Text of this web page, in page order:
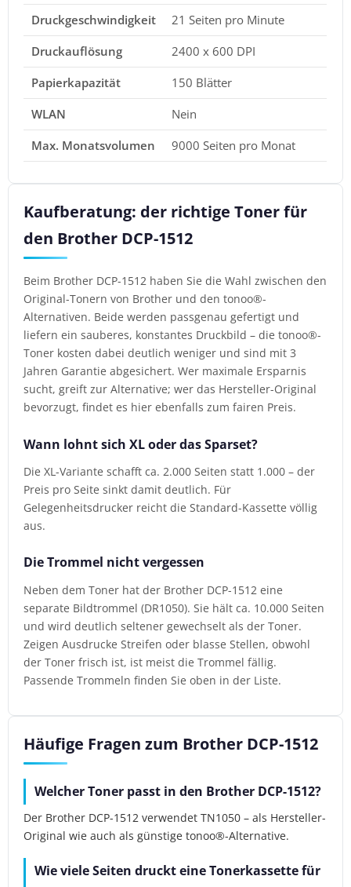
Druckgeschwindigkeit
21 Seiten pro Minute
Druckauflösung
2400 x 600 DPI
Papierkapazität
150 Blätter
WLAN
Nein
Max. Monatsvolumen
9000 Seiten pro Monat
Kaufberatung: der richtige Toner für
den Brother DCP-1512
Beim Brother DCP-1512 haben Sie die Wahl zwischen den
Original-Tonern von Brother und den tonoo®-
Alternativen. Beide werden passgenau gefertigt und
liefern ein sauberes, konstantes Druckbild – die tonoo®-
Toner kosten dabei deutlich weniger und sind mit 3
Jahren Garantie abgesichert. Wer maximale Ersparnis
sucht, greift zur Alternative; wer das Hersteller-Original
bevorzugt, findet es hier ebenfalls zum fairen Preis.
Wann lohnt sich XL oder das Sparset?
Die XL-Variante schafft ca. 2.000 Seiten statt 1.000 – der
Preis pro Seite sinkt damit deutlich. Für
Gelegenheitsdrucker reicht die Standard-Kassette völlig
aus.
Die Trommel nicht vergessen
Neben dem Toner hat der Brother DCP-1512 eine
separate Bildtrommel (DR1050). Sie hält ca. 10.000 Seiten
und wird deutlich seltener gewechselt als der Toner.
Zeigen Ausdrucke Streifen oder blasse Stellen, obwohl
der Toner frisch ist, ist meist die Trommel fällig.
Passende Trommeln finden Sie oben in der Liste.
Häufige Fragen zum Brother DCP-1512
Welcher Toner passt in den Brother DCP-1512?
Der Brother DCP-1512 verwendet TN1050 – als Hersteller-
Original wie auch als günstige tonoo®-Alternative.
Wie viele Seiten druckt eine Tonerkassette für